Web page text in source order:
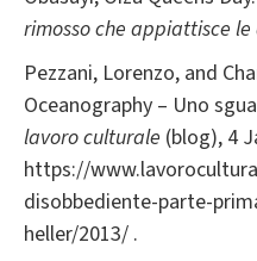
rimosso che appiattisce
Pezzani, Lorenzo, and
Oceanography – Uno
lavoro culturale (blog), 4
https://
disobbediente-parte-
heller/2013/ .